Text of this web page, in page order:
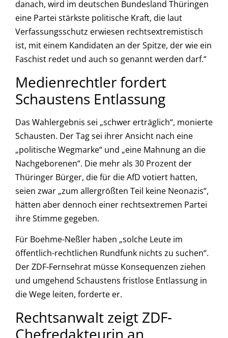
danach, wird im deutschen Bundesland Thüringen
eine Partei stärkste politische Kraft, die laut
Verfassungsschutz erwiesen rechtsextremistisch
ist, mit einem Kandidaten an der Spitze, der wie ein
Faschist redet und auch so genannt werden darf.“
Medienrechtler fordert
Schaustens Entlassung
Das Wahlergebnis sei „schwer erträglich“, monierte
Schausten. Der Tag sei ihrer Ansicht nach eine
„politische Wegmarke“ und „eine Mahnung an die
Nachgeborenen“. Die mehr als 30 Prozent der
Thüringer Bürger, die für die AfD votiert hatten,
seien zwar „zum allergrößten Teil keine Neonazis“,
hätten aber dennoch einer rechtsextremen Partei
ihre Stimme gegeben.
Für Boehme-Neßler haben „solche Leute im
öffentlich-rechtlichen Rundfunk nichts zu suchen“.
Der ZDF-Fernsehrat müsse Konsequenzen ziehen
und umgehend Schaustens fristlose Entlassung in
die Wege leiten, forderte er.
Rechtsanwalt zeigt ZDF-
Chefredakteurin an